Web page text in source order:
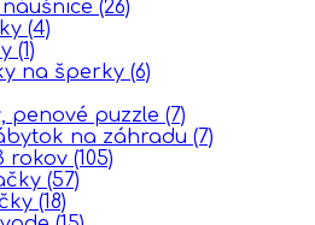
náušnice (26)
(4)
(1)
na šperky (6)
penové puzzle (7)
na záhradu (7)
rokov (105)
(57)
(18)